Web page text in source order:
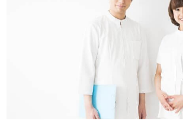
たい』『認知症関連の資格取得を目指して
の良い職場で働きたい』『転職で環境を変
等の方も大歓迎です！選考フロー等、担当
よりご案内します。お問い合わせも遠慮な
全国の求人ご紹介！医療/福祉業界の正社員
しは【ウィルオブ介護】＊求人情報収集、
LINE、メール、お電話などご希望に応じ